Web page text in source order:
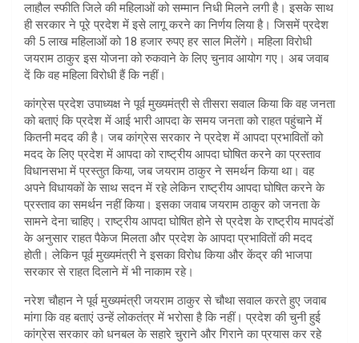
लाहौल स्फीति जिले की महिलाओं को सम्मान निधी मिलने लगी है। इसके साथ
ही सरकार ने पूरे प्रदेश में इसे लागू करने का निर्णय लिया है। जिसमें प्रदेश
की 5 लाख महिलाओं को 18 हजार रुपए हर साल मिलेंगे। महिला विरोधी
जयराम ठाकुर इस योजना को रुकवाने के लिए चुनाव आयोग गए। अब जवाब
दें कि वह महिला विरोधी हैं कि नहीं।
कांग्रेस प्रदेश उपाध्यक्ष ने पूर्व मुख्यमंत्री से तीसरा सवाल किया कि वह जनता
को बताएं कि प्रदेश में आई भारी आपदा के समय जनता को राहत पहुंचाने में
कितनी मदद की है। जब कांग्रेस सरकार ने प्रदेश में आपदा प्रभावितों को
मदद के लिए प्रदेश में आपदा को राष्ट्रीय आपदा घोषित करने का प्रस्ताव
विधानसभा में प्रस्तुत किया, जब जयराम ठाकुर ने समर्थन किया था। वह
अपने विधायकों के साथ सदन में रहे लेकिन राष्ट्रीय आपदा घोषित करने के
प्रस्ताव का समर्थन नहीं किया। इसका जवाब जयराम ठाकुर को जनता के
सामने देना चाहिए। राष्ट्रीय आपदा घोषित होने से प्रदेश के राष्ट्रीय मापदंडों
के अनुसार राहत पैकेज मिलता और प्रदेश के आपदा प्रभावितों की मदद
होती। लेकिन पूर्व मुख्यमंत्री ने इसका विरोध किया और केंद्र की भाजपा
सरकार से राहत दिलाने में भी नाकाम रहे।
नरेश चौहान ने पूर्व मुख्यमंत्री जयराम ठाकुर से चौथा सवाल करते हुए जवाब
मांगा कि वह बताएं उन्हें लोकतंत्र में भरोसा है कि नहीं। प्रदेश की चुनी हुई
कांग्रेस सरकार को धनबल के सहारे चुराने और गिराने का प्रयास कर रहे